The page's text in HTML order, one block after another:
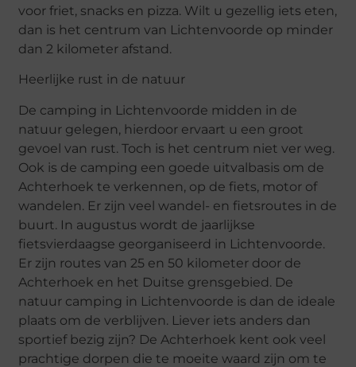
voor friet, snacks en pizza. Wilt u gezellig iets eten,
dan is het centrum van Lichtenvoorde op minder
dan 2 kilometer afstand.
Heerlijke rust in de natuur
De camping in Lichtenvoorde midden in de
natuur gelegen, hierdoor ervaart u een groot
gevoel van rust. Toch is het centrum niet ver weg.
Ook is de camping een goede uitvalbasis om de
Achterhoek te verkennen, op de fiets, motor of
wandelen. Er zijn veel wandel- en fietsroutes in de
buurt. In augustus wordt de jaarlijkse
fietsvierdaagse georganiseerd in Lichtenvoorde.
Er zijn routes van 25 en 50 kilometer door de
Achterhoek en het Duitse grensgebied. De
natuur camping in Lichtenvoorde is dan de ideale
plaats om de verblijven. Liever iets anders dan
sportief bezig zijn? De Achterhoek kent ook veel
prachtige dorpen die te moeite waard zijn om te